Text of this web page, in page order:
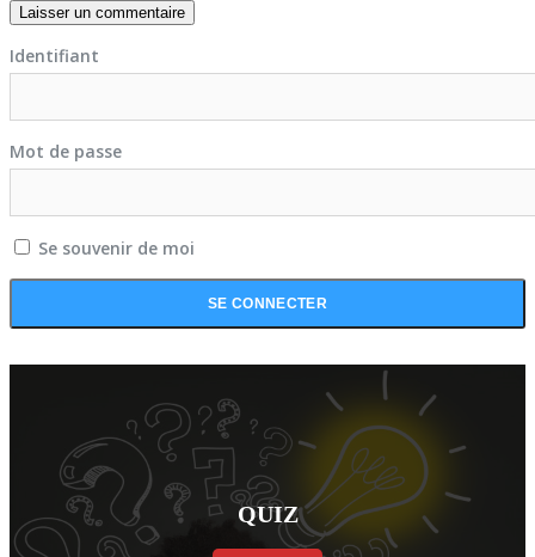
Identifiant
Mot de passe
Se souvenir de moi
QUIZ